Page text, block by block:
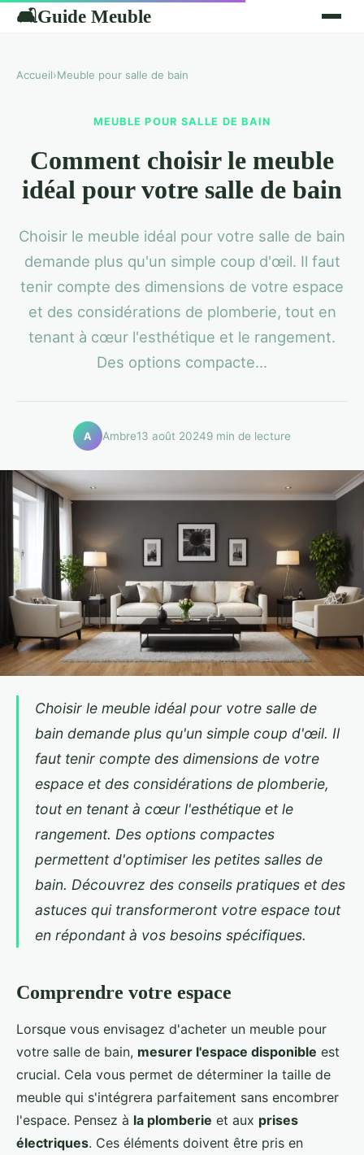
🛋Guide Meuble
Accueil›Meuble pour salle de bain
MEUBLE POUR SALLE DE BAIN
Comment choisir le meuble
idéal pour votre salle de bain
Choisir le meuble idéal pour votre salle de bain
demande plus qu'un simple coup d'œil. Il faut
tenir compte des dimensions de votre espace
et des considérations de plomberie, tout en
tenant à cœur l'esthétique et le rangement.
Des options compacte...
A Ambre13 août 20249 min de lecture
Choisir le meuble idéal pour votre salle de
bain demande plus qu'un simple coup d'œil. Il
faut tenir compte des dimensions de votre
espace et des considérations de plomberie,
tout en tenant à cœur l'esthétique et le
rangement. Des options compactes
permettent d'optimiser les petites salles de
bain. Découvrez des conseils pratiques et des
astuces qui transformeront votre espace tout
en répondant à vos besoins spécifiques.
Comprendre votre espace
Lorsque vous envisagez d'acheter un meuble pour
votre salle de bain, mesurer l'espace disponible est
crucial. Cela vous permet de déterminer la taille de
meuble qui s'intégrera parfaitement sans encombrer
l'espace. Pensez à la plomberie et aux prises
électriques. Ces éléments doivent être pris en